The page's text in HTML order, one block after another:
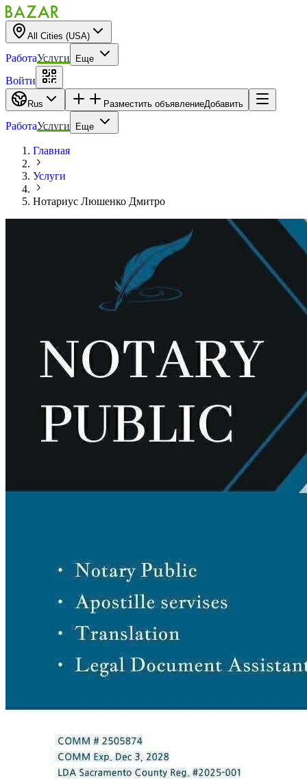
All Cities (USA)
РаботаУслуги Еще
Войти
Rus Разместить объявлениеДобавить
РаботаУслуги Еще
Главная
Услуги
Нотариус Люшенко Дмитро